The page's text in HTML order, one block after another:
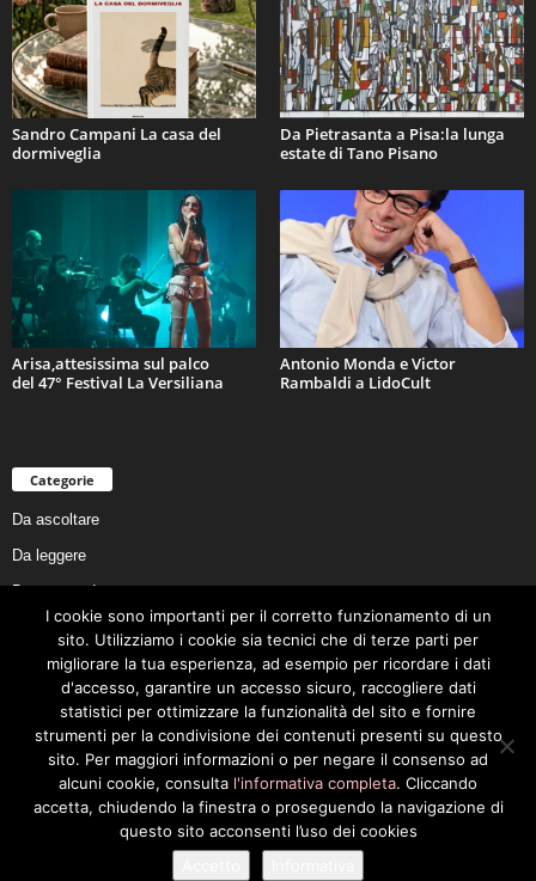
Sandro Campani La casa del
dormiveglia
Da Pietrasanta a Pisa:la lunga
estate di Tano Pisano
Arisa,attesissima sul palco
del 47° Festival La Versiliana
Antonio Monda e Victor
Rambaldi a LidoCult
Categorie
Da ascoltare
Da leggere
Da non perdere
Da conoscere
Da preservare
Da vivere
Cookie Policy
Privacy Policy
Cookie Policy
I cookie sono importanti per il corretto funzionamento di un
sito. Utilizziamo i cookie sia tecnici che di terze parti per
migliorare la tua esperienza, ad esempio per ricordare i dati
d'accesso, garantire un accesso sicuro, raccogliere dati
statistici per ottimizzare la funzionalità del sito e fornire
strumenti per la condivisione dei contenuti presenti su questo
sito. Per maggiori informazioni o per negare il consenso ad
alcuni cookie, consulta l'informativa completa. Cliccando
accetta, chiudendo la finestra o proseguendo la navigazione di
questo sito acconsenti l’uso dei cookies